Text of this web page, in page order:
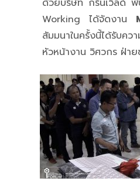
ด้วยบริษัท กรีนเวิลด์
Working ได้จัดงาน
สัมมนาในครั้งนี้ได้รับค
หัวหน้างาน วิศวกร ฝ่า